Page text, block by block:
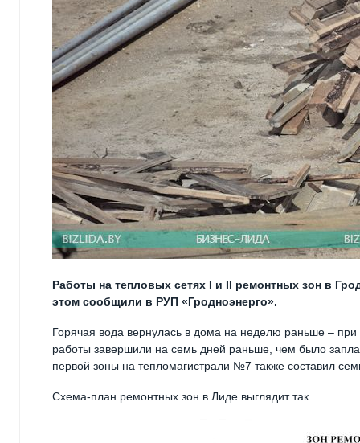
Работы на тепловых сетях I и II ремонтных зон в
этом сообщили в РУП «Гродноэнерго».
Горячая вода вернулась в дома на неделю раньше –
работы завершили на семь дней раньше, чем было
первой зоны на тепломагистрали №7 также составил
Схема-план ремонтных зон в Лиде выглядит так.